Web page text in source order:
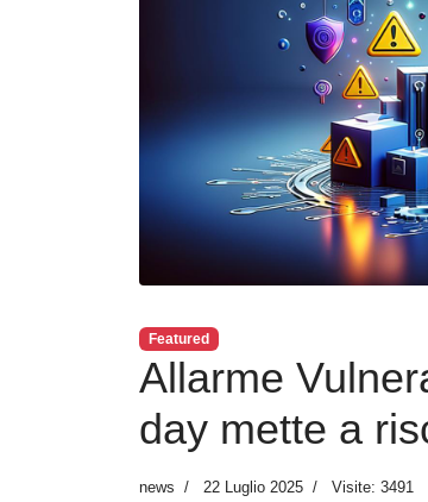
Featured
Allarme
day mette a
news 22 Luglio 2025 Visite: 3491